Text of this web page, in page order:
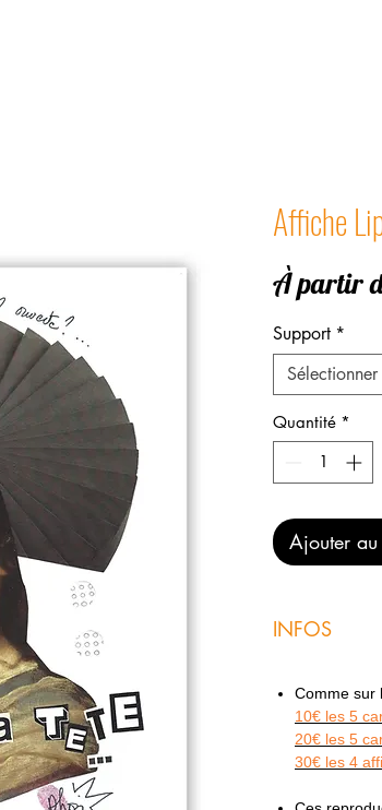
Affiche
À partir
Support *
Sélectionner
Quantité *
Ajouter
INFOS
Comme sur
10€ les 5
20€ les 5
30€ les 4